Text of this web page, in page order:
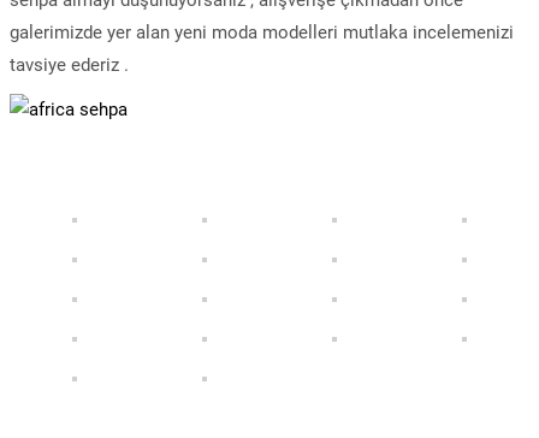
galerimizde yer alan yeni moda modelleri mutlaka incelemenizi
tavsiye ederiz .